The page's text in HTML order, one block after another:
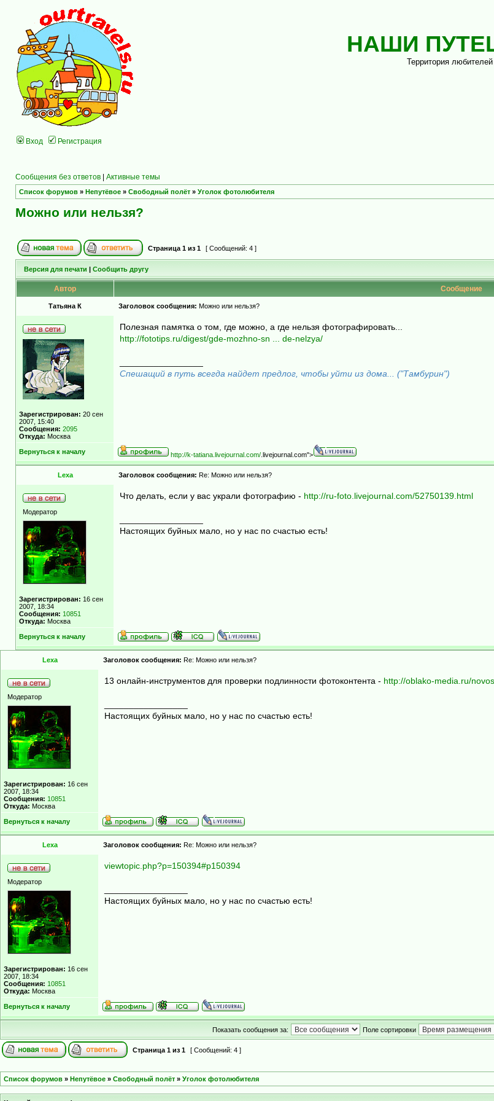
НАШИ
Территория
Вход Регистрация
Сообщения без ответов | Активные темы
Список форумов » Непутёвое » Свободный полёт » Уголок фотолюбителя
Можно или нельзя?
Страница 1 из 1 [ Сообщений: 4 ]
Версия для печати | Сообщить другу
Автор Сообщение
Татьяна К Заголовок сообщения: Можно или нельзя?
Зарегистрирован: 20 сен
2007, 15:40
Сообщения: 2095
Откуда: Москва
Полезная памятка о том, где можно, а где нельзя фотографировать...
http://fototips.ru/digest/gde-mozhno-sn ... de-nelzya/
Спешащий в путь всегда найдет предлог, чтобы уйти из дома... ("Тамбурин")
Вернуться к началу http://k-tatiana.livejournal.com/ .livejournal.com">
Lexa Заголовок сообщения: Re: Можно или нельзя?
Модератор
Зарегистрирован: 16 сен
2007, 18:34
Сообщения: 10851
Откуда: Москва
Что делать, если у вас украли фотографию - http://ru-foto.livejournal.com/52750139.html
Настоящих буйных мало, но у нас по счастью есть!
Вернуться к началу
Lexa Заголовок сообщения: Re: Можно или нельзя?
Модератор
Зарегистрирован: 16 сен
2007, 18:34
Сообщения: 10851
Откуда: Москва
13 онлайн-инструментов для проверки подлинности фотоконтента - http://oblako-media.ru/
Настоящих буйных мало, но у нас по счастью есть!
Вернуться к началу
Lexa Заголовок сообщения: Re: Можно или нельзя?
Модератор
Зарегистрирован: 16 сен
2007, 18:34
Сообщения: 10851
Откуда: Москва
viewtopic.php?p=150394#p150394
Настоящих буйных мало, но у нас по счастью есть!
Вернуться к началу
Показать сообщения за: Поле сортировки
Страница 1 из 1 [ Сообщений: 4 ]
Список форумов » Непутёвое » Свободный полёт » Уголок фотолюбителя